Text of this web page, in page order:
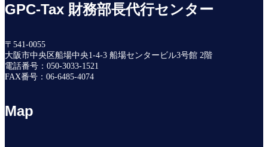
GPC-Tax 財務部長代行センター
〒541-0055
大阪市中央区船場中央1-4-3 船場センタービル3号館 2階
電話番号：050-3033-1521
FAX番号：06-6485-4074
Map